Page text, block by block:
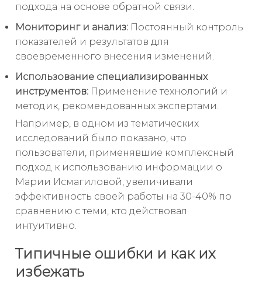
подхода на основе обратной связи.
Мониторинг и анализ: Постоянный контроль
показателей и результатов для
своевременного внесения изменений.
Использование специализированных
инструментов: Применение технологий и
методик, рекомендованных экспертами.
Например, в одном из тематических
исследований было показано, что
пользователи, применявшие комплексный
подход к использованию информации о
Марии Исмагиловой, увеличивали
эффективность своей работы на 30-40% по
сравнению с теми, кто действовал
интуитивно.
Типичные ошибки и как их
избежать